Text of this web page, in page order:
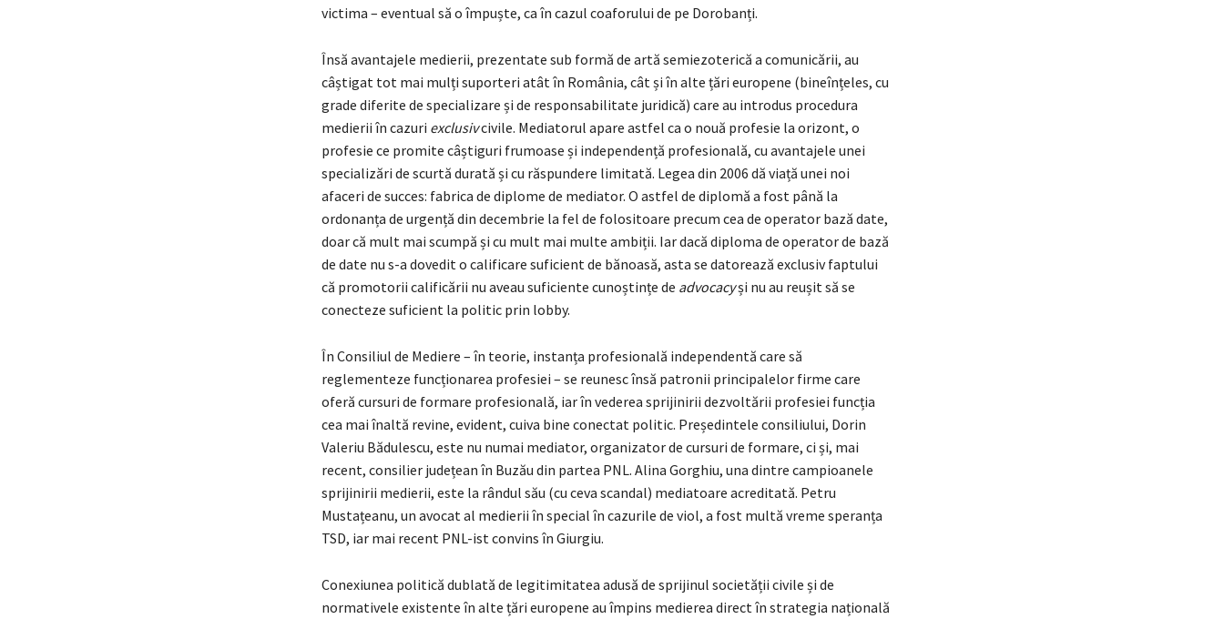
victima – eventual să o împuște, ca în cazul coaforului de pe Dorobanți.
Însă avantajele medierii, prezentate sub formă de artă semiezoterică a comunicării, au
câștigat tot mai mulți suporteri atât în România, cât și în alte țări europene (bineînțeles, cu
grade diferite de specializare și de responsabilitate juridică) care au introdus procedura
medierii în cazuri exclusivcivile. Mediatorul apare astfel ca o nouă profesie la orizont, o
profesie ce promite câștiguri frumoase și independență profesională, cu avantajele unei
specializări de scurtă durată și cu răspundere limitată. Legea din 2006 dă viață unei noi
afaceri de succes: fabrica de diplome de mediator. O astfel de diplomă a fost până la
ordonanța de urgență din decembrie la fel de folositoare precum cea de operator bază date,
doar că mult mai scumpă și cu mult mai multe ambiții. Iar dacă diploma de operator de bază
de date nu s-a dovedit o calificare suficient de bănoasă, asta se datorează exclusiv faptului
că promotorii calificării nu aveau suficiente cunoștințe de advocacyși nu au reușit să se
conecteze suficient la politic prin lobby.
În Consiliul de Mediere – în teorie, instanța profesională independentă care să
reglementeze funcționarea profesiei – se reunesc însă patronii principalelor firme care
oferă cursuri de formare profesională, iar în vederea sprijinirii dezvoltării profesiei funcția
cea mai înaltă revine, evident, cuiva bine conectat politic. Președintele consiliului, Dorin
Valeriu Bădulescu, este nu numai mediator, organizator de cursuri de formare, ci și, mai
recent, consilier județean în Buzău din partea PNL. Alina Gorghiu, una dintre campioanele
sprijinirii medierii, este la rândul său (cu ceva scandal) mediatoare acreditată. Petru
Mustațeanu, un avocat al medierii în special în cazurile de viol, a fost multă vreme speranța
TSD, iar mai recent PNL-ist convins în Giurgiu.
Conexiunea politică dublată de legitimitatea adusă de sprijinul societății civile și de
normativele existente în alte țări europene au împins medierea direct în strategia națională